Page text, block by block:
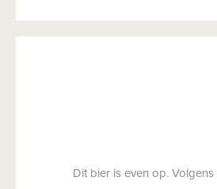
Dit bier is even op.